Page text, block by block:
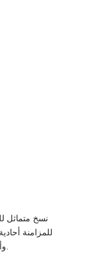
نسخ متماثل
للمزامنة